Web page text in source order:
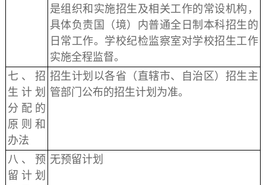
是组织和实施招生及相关工作的常设机构，
具体负责国（境）内普通全日制本科招生的
日常工作。学校纪检监察室对学校招生工作
实施全程监督。
七、招
生计划
分配的
原则和
办法
招生计划以各省（直辖市、自治区）招生主
管部门公布的招生计划为准。
八、预
留计划
无预留计划